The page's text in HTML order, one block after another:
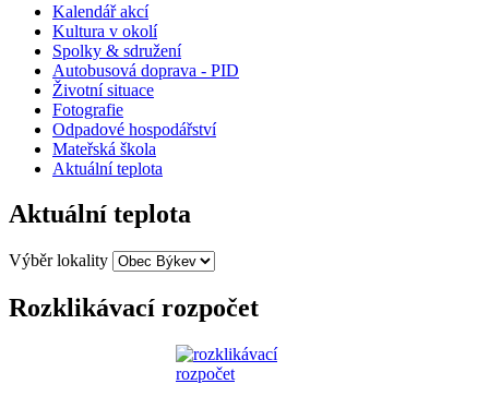
Kalendář akcí
Kultura v okolí
Spolky & sdružení
Autobusová doprava - PID
Životní situace
Fotografie
Odpadové hospodářství
Mateřská škola
Aktuální teplota
Aktuální teplota
Výběr lokality
Rozklikávací rozpočet